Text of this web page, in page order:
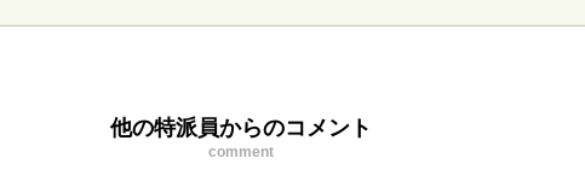
他の特派員からのコメント
comment